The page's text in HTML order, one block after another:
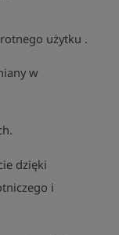
użytku .
w
dzięki
i